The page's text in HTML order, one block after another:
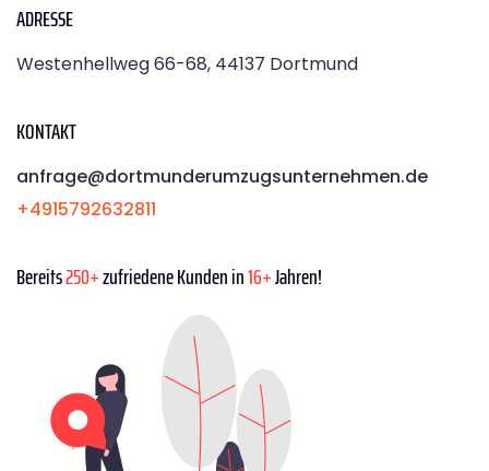
ADRESSE
Westenhellweg 66-68, 44137 Dortmund
KONTAKT
anfrage@dortmunderumzugsunternehmen.de
+4915792632811
Bereits250+zufriedene Kunden in16+Jahren!